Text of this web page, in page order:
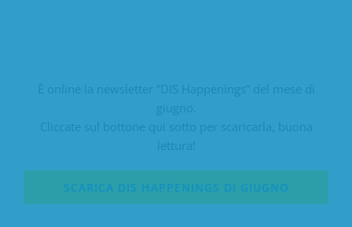
SCARICA DIS HAPPENINGS DI GIUGNO